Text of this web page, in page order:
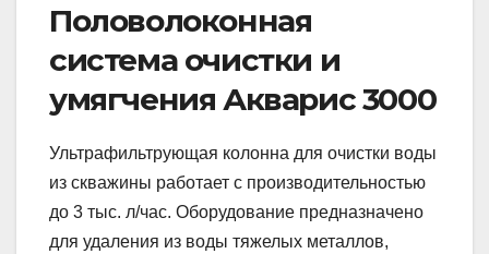
Половолоконная
система очистки и
умягчения Акварис 3000
Ультрафильтрующая колонна для очистки воды
из скважины работает с производительностью
до 3 тыс. л/час. Оборудование предназначено
для удаления из воды тяжелых металлов,